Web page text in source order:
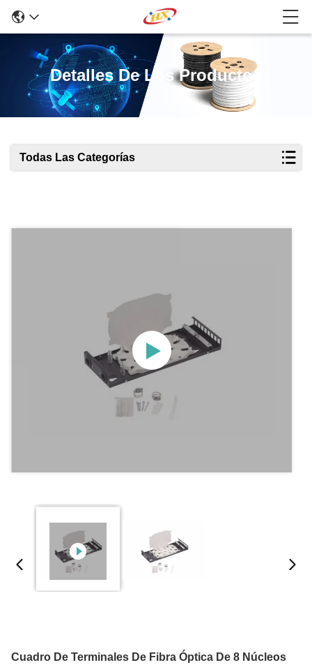
Detalles De Los Productos
Todas Las Categorías
Cuadro De Terminales De Fibra Óptica De 8 Núcleos